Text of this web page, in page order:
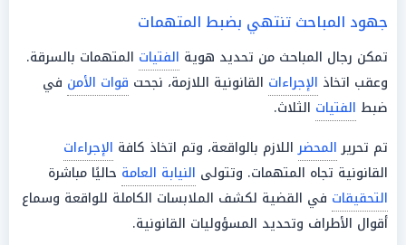
جهود المباحث تنتهي بضبط المتهمات
تمكن رجال المباحث من تحديد هوية الفتيات المتهمات بالسرقة.
وعقب اتخاذ الإجراءات القانونية اللازمة، نجحت قوات الأمن في
ضبط الفتيات الثلاث.
تم تحريرالمحضراللازم بالواقعة، وتم اتخاذ كافة الإجراءات
القانونية تجاه المتهمات. وتتولى النيابة العامة حاليًا مباشرة
التحقيقات في القضية لكشف الملابسات الكاملة للواقعة وسماع
أقوال الأطراف وتحديد المسؤوليات القانونية.